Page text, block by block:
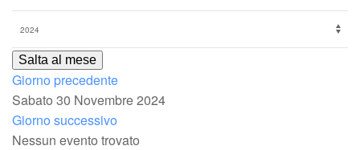
Salta al mese
Giorno precedente
Sabato 30 Novembre 2024
Giorno successivo
Nessun evento trovato